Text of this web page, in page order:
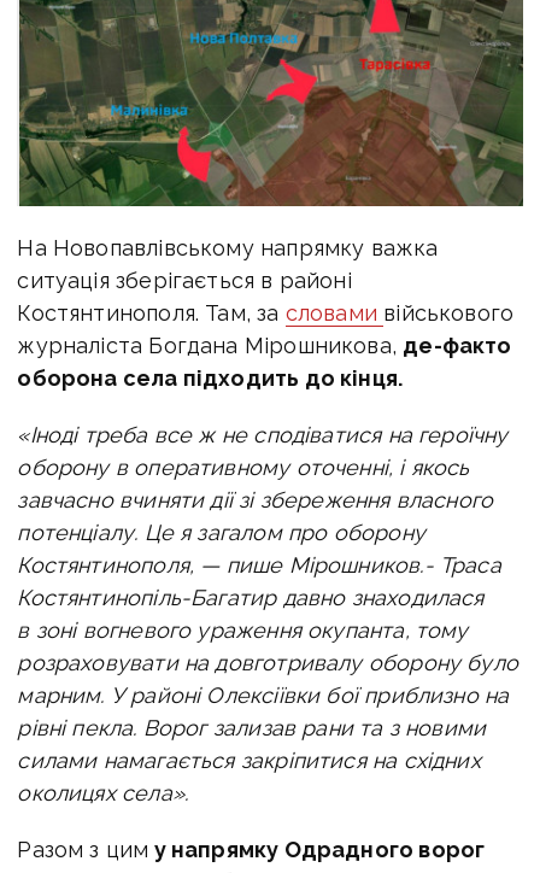
На Новопавлівському напрямку важка
ситуація зберігається в районі
Костянтинополя. Там, за словами військового
журналіста Богдана Мірошникова, де-факто
оборона села підходить до кінця.
«Іноді треба все ж не сподіватися на героїчну
оборону в оперативному оточенні, і якось
завчасно вчиняти дії зі збереження власного
потенціалу. Це я загалом про оборону
Костянтинополя, — пише Мірошников.- Траса
Костянтинопіль-Багатир давно знаходилася
в зоні вогневого ураження окупанта, тому
розраховувати на довготривалу оборону було
марним. У районі Олексіївки бої приблизно на
рівні пекла. Ворог зализав рани та з новими
силами намагається закріпитися на східних
околицях села».
Разом з цим у напрямку Одрадного ворог